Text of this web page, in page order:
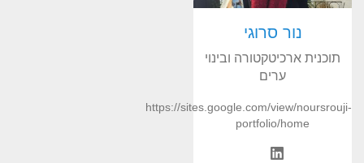
נור סרוגי
תוכנית ארכיטקטורה ובינוי
ערים
https://sites.google.com/view/noursrouji-
portfolio/home